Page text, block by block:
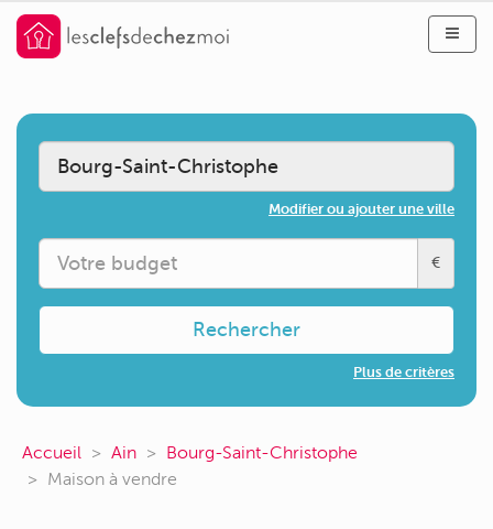
Modifier ou ajouter une ville
€
Rechercher
Plus de critères
Accueil Ain
Bourg-Saint-Christophe
Maison à vendre